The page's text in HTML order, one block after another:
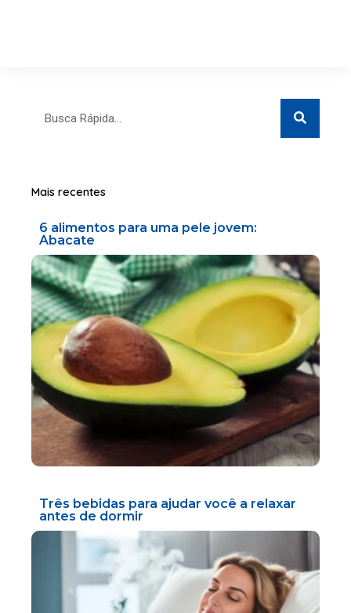
Search
Mais recentes
6 alimentos para uma pele jovem:
Abacate
Três bebidas para ajudar você a relaxar
antes de dormir